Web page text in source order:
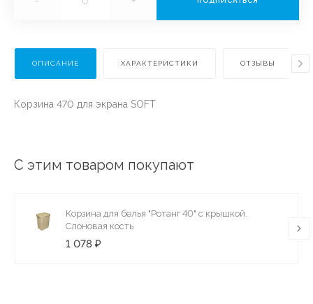
ОПИСАНИЕ ХАРАКТЕРИСТИКИ ОТЗЫВЫ
Корзина 470 для экрана SOFT
С этим товаром покупают
Корзина для белья "Ротанг 40" с крышкой.
Слоновая кость
1 078 ₽